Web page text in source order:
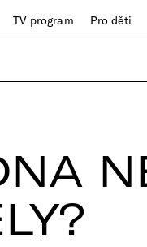
TV program Pro děti